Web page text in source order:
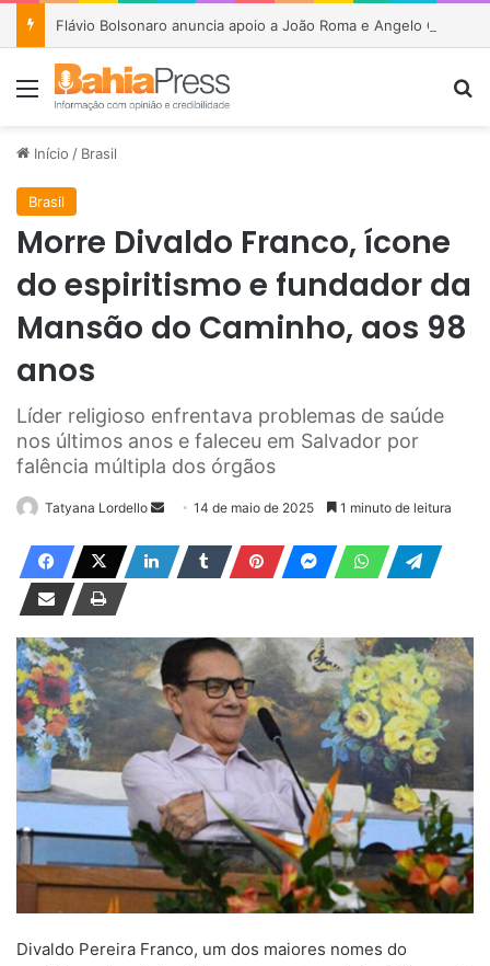
Menu
Início / Brasil
Brasil
Morre Divaldo Franco, ícone
do espiritismo e fundador da
Mansão do Caminho, aos 98
anos
Líder religioso enfrentava problemas de saúde
nos últimos anos e faleceu em Salvador por
falência múltipla dos órgãos
Tatyana Lordello
u
e
-
m
a
l
14 de maio de 2025 1 minuto de leitura
Divaldo Pereira Franco, um dos maiores nomes do